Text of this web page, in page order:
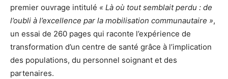
premier ouvrage intitulé « Là où tout semblait perdu : de
l’oubli à l’excellence par la mobilisation communautaire »,
un essai de 260 pages qui raconte l’expérience de
transformation d’un centre de santé grâce à l’implication
des populations, du personnel soignant et des
partenaires.